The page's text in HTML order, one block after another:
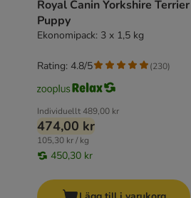
Royal Canin Yorkshire Terrier
Puppy
Ekonomipack: 3 x 1,5 kg
Individuellt489,00 kr
474,00 kr
105,30 kr / kg
450,30 kr
Rating: 4.8/5 (230)